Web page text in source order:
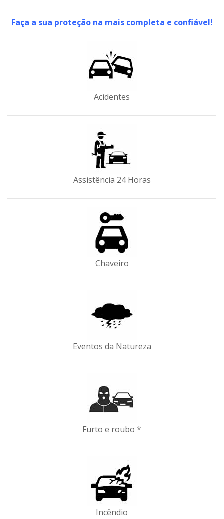
Faça a sua proteção na mais completa e confiável!
Acidentes
Assistência 24 Horas
Chaveiro
Eventos da Natureza
Furto e roubo *
Incêndio